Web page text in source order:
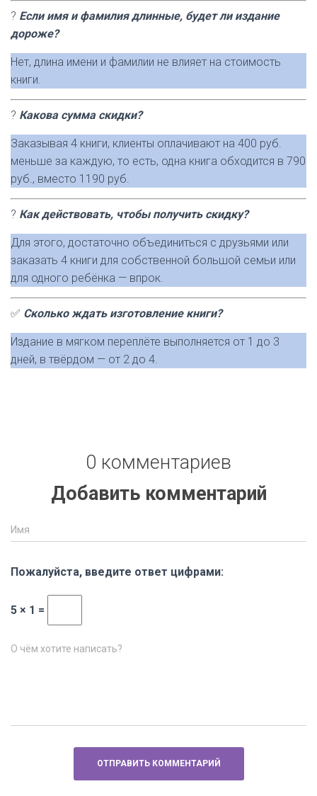
? Если имя и фамилия длинные, будет ли издание
дороже?
Нет, длина имени и фамилии не влияет на стоимость
книги.
? Какова сумма скидки?
Заказывая 4 книги, клиенты оплачивают на 400 руб.
меньше за каждую, то есть, одна книга обходится в 790
руб., вместо 1190 руб.
? Как действовать, чтобы получить скидку?
Для этого, достаточно объединиться с друзьями или
заказать 4 книги для собственной большой семьи или
для одного ребёнка — впрок.
✅ Сколько ждать изготовление книги?
Издание в мягком переплёте выполняется от 1 до 3
дней, в твёрдом — от 2 до 4.
0 комментариев
Добавить комментарий
Имя
Пожалуйста, введите ответ цифрами:
5 × 1 =
О чём хотите написать?